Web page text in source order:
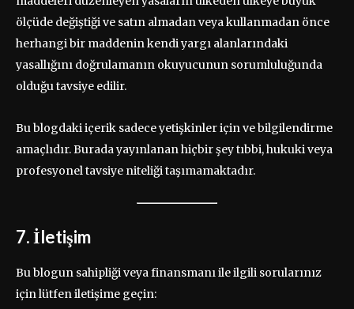
ölçüde değiştiği ve satın almadan veya kullanmadan önce
herhangi bir maddenin kendi yargı alanlarındaki
yasallığını doğrulamanın okuyucunun sorumluluğunda
olduğu tavsiye edilir.
Bu blogdaki içerik sadece yetişkinler için ve bilgilendirme
amaçlıdır. Burada yayınlanan hiçbir şey tıbbi, hukuki veya
profesyonel tavsiye niteliği taşımamaktadır.
7. İletişim
Bu blogun sahipliği veya finansmanı ile ilgili sorularınız
için lütfen iletişime geçin: